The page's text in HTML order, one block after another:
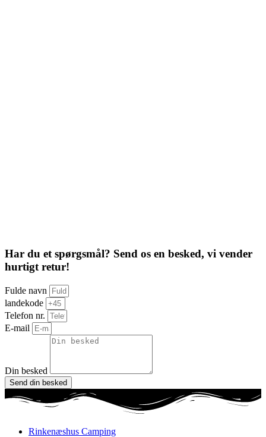
Har du et spørgsmål? Send os en besked, vi vender
hurtigt retur!
Fulde navn
landekode
Telefon nr.
E-mail
Din besked
Send din besked
Rinkenæshus Camping